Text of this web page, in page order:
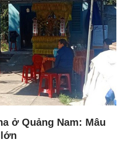
ở Quảng Nam: Mâu